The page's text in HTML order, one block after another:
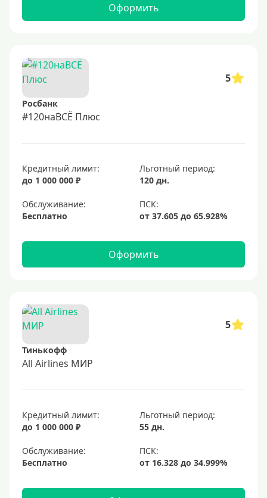
Оформить
5
Росбанк
#120наВСЁ Плюс
Кредитный лимит:
до 1 000 000 ₽
Льготный период:
120 дн.
Обслуживание:
Бесплатно
Оформить
5
Тинькофф
All Airlines МИР
Кредитный лимит:
до 1 000 000 ₽
Льготный период:
55 дн.
Обслуживание:
Бесплатно